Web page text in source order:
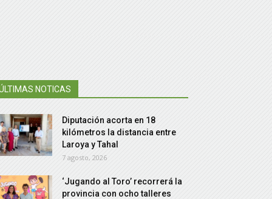
NOTICAS
Diputación acorta en 18
kilómetros la distancia entre
Laroya y Tahal
7 agosto, 2026
‘Jugando al Toro’ recorrerá la
provincia con ocho talleres